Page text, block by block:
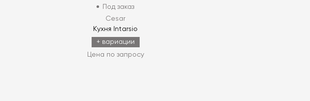
Под заказ
Cesar
Кухня Intarsio
+ вариации
Цена по запросу